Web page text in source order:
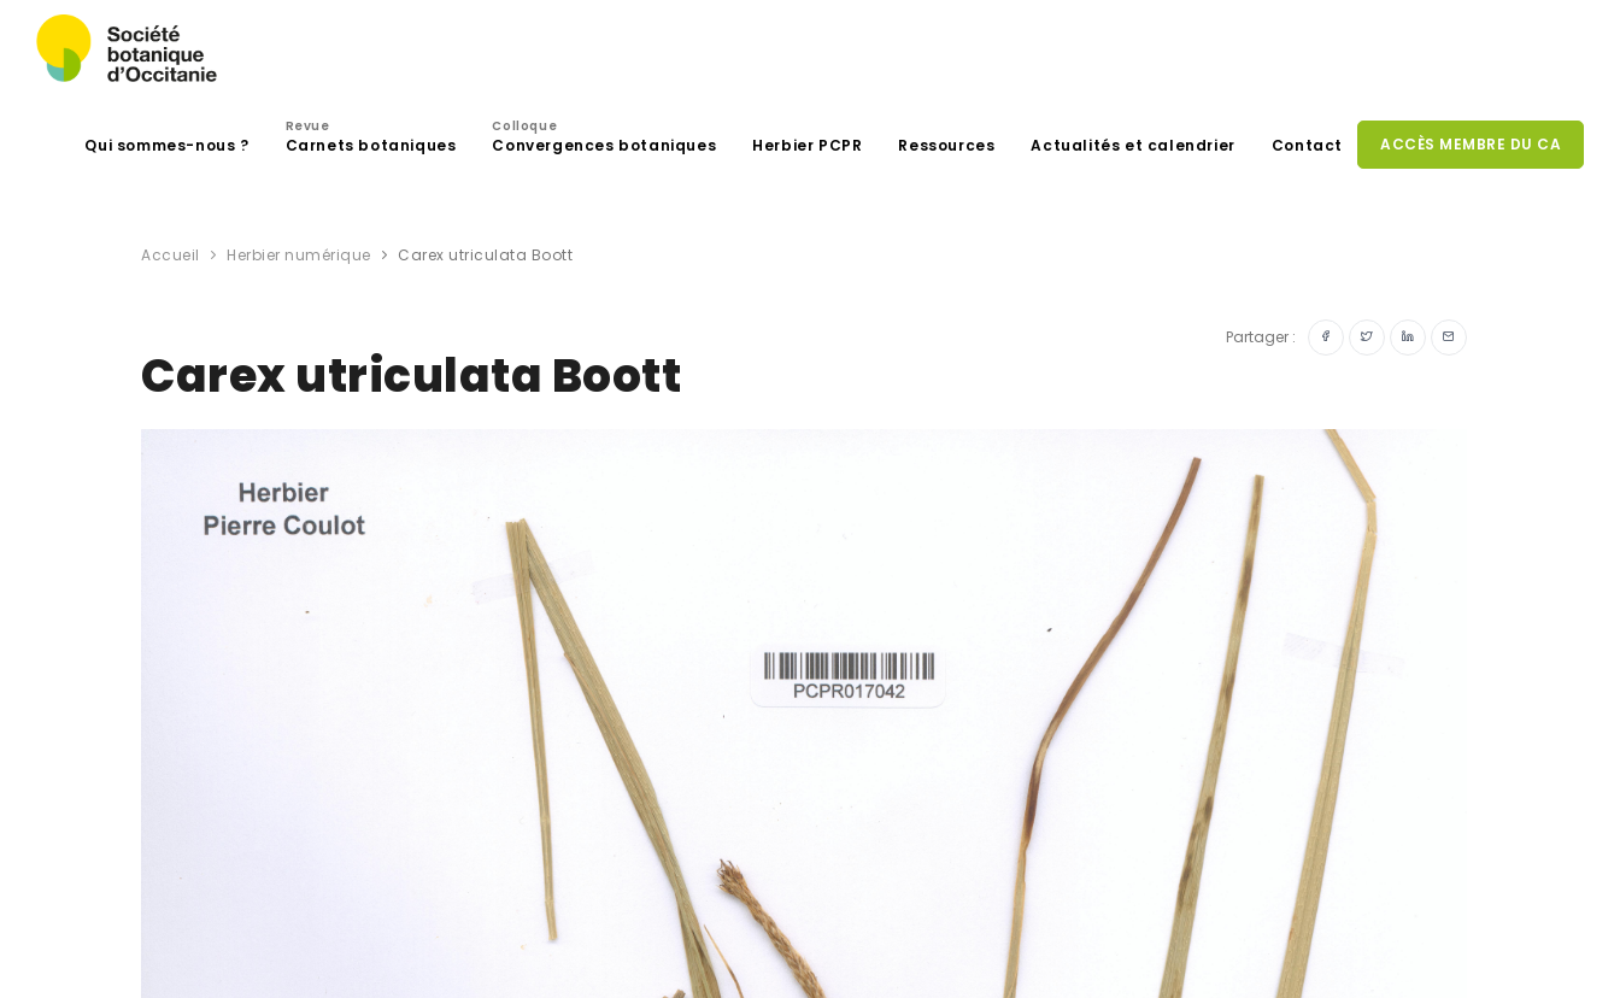
Qui sommes-nous ?
Revue
Carnets botaniques
Colloque
Convergences botaniques Herbier PCPR Ressources Actualités et calendrier Contact ACCÈS MEMBRE DU CA
Accueil Herbier numérique Carex utriculata Boott
Partager :
Carex utriculata Boott